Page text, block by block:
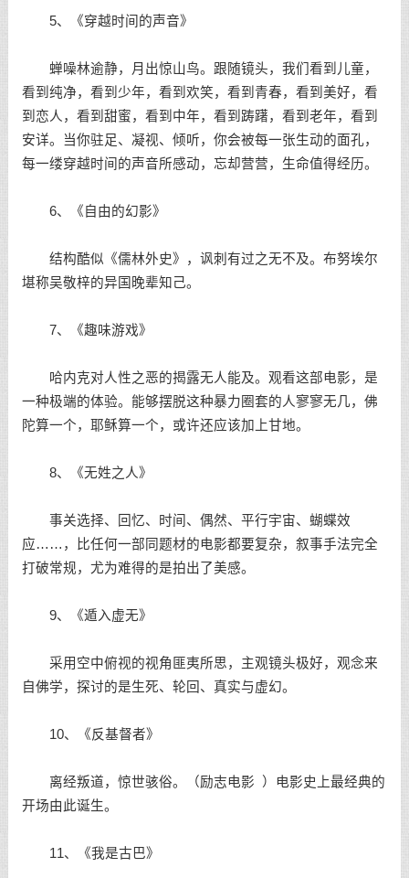
5、《穿越时间的声音》
蝉噪林逾静，月出惊山鸟。跟随镜头，我们看到儿童，
看到纯净，看到少年，看到欢笑，看到青春，看到美好，看
到恋人，看到甜蜜，看到中年，看到踌躇，看到老年，看到
安详。当你驻足、凝视、倾听，你会被每一张生动的面孔，
每一缕穿越时间的声音所感动，忘却营营，生命值得经历。
6、《自由的幻影》
结构酷似《儒林外史》，讽刺有过之无不及。布努埃尔
堪称吴敬梓的异国晚辈知己。
7、《趣味游戏》
哈内克对人性之恶的揭露无人能及。观看这部电影，是
一种极端的体验。能够摆脱这种暴力圈套的人寥寥无几，佛
陀算一个，耶稣算一个，或许还应该加上甘地。
8、《无姓之人》
事关选择、回忆、时间、偶然、平行宇宙、蝴蝶效
应……，比任何一部同题材的电影都要复杂，叙事手法完全
打破常规，尤为难得的是拍出了美感。
9、《遁入虚无》
采用空中俯视的视角匪夷所思，主观镜头极好，观念来
自佛学，探讨的是生死、轮回、真实与虚幻。
10、《反基督者》
离经叛道，惊世骇俗。（励志电影
）电影史上最经典的
开场由此诞生。
11、《我是古巴》